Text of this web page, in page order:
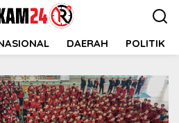
DAERAH POLITIK